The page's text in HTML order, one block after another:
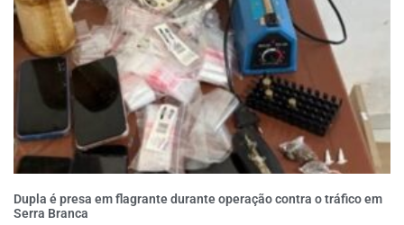
Dupla é presa em flagrante durante operação contra o tráfico em
Serra Branca